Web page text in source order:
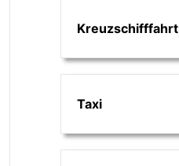
Taxi